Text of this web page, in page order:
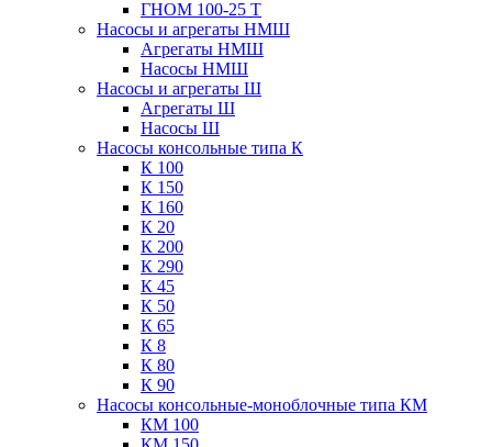
ГНОМ 100-25 Т
Насосы и агрегаты НМШ
Агрегаты НМШ
Насосы НМШ
Насосы и агрегаты Ш
Агрегаты Ш
Насосы Ш
Насосы консольные типа К
К 100
К 150
К 160
К 20
К 200
К 290
К 45
К 50
К 65
К 8
К 80
К 90
Насосы консольные-моноблочные типа КМ
КМ 100